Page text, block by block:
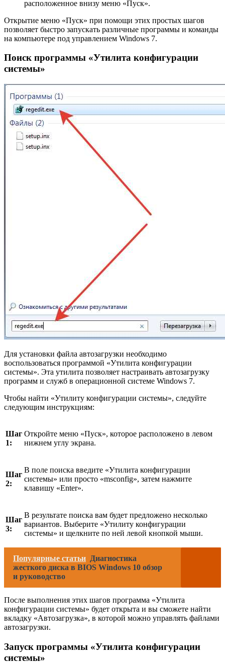
расположенное внизу меню «Пуск».
Открытие меню «Пуск» при помощи этих простых шагов
позволяет быстро запускать различные программы и команды
на компьютере под управлением Windows 7.
Поиск программы «Утилита конфигурации
системы»
Для установки файла автозагрузки необходимо
воспользоваться программой «Утилита конфигурации
системы». Эта утилита позволяет настраивать автозагрузку
программ и служб в операционной системе Windows 7.
Чтобы найти «Утилиту конфигурации системы», следуйте
следующим инструкциям:
Шаг
1:
Откройте меню «Пуск», которое расположено в левом
нижнем углу экрана.
Шаг
2:
В поле поиска введите «Утилита конфигурации
системы» или просто «msconfig», затем нажмите
клавишу «Enter».
Шаг
3:
В результате поиска вам будет предложено несколько
вариантов. Выберите «Утилиту конфигурации
системы» и щелкните по ней левой кнопкой мыши.
Популярные статьи Диагностика
жесткого диска в BIOS Windows 10 обзор
и руководство
После выполнения этих шагов программа «Утилита
конфигурации системы» будет открыта и вы сможете найти
вкладку «Автозагрузка», в которой можно управлять файлами
автозагрузки.
Запуск программы «Утилита конфигурации
системы»